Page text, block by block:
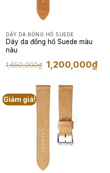
DÂY DA ĐỒNG HỒ SUEDE
Dây da đồng hồ Suede màu
nâu
1,650,000₫ Giá
gốc
1,200,000₫Giá
hiện
Giảm giá!